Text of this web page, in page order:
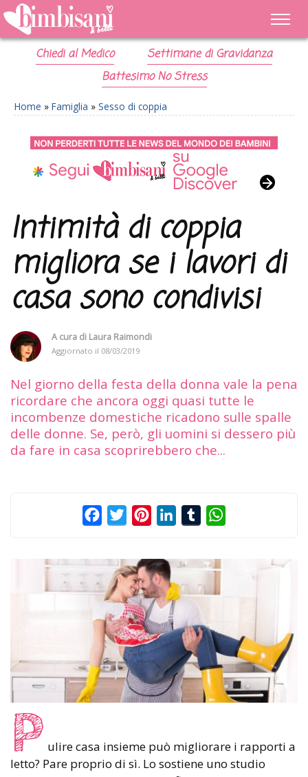
Chiedi al Medico
Settimane di Gravidanza
Battesimo No Stress
Home » Famiglia » Sesso di coppia
Intimità di coppia
migliora se i lavori di
casa sono condivisi
A cura di Laura Raimondi
Aggiornato il 08/03/2019
Nel giorno della festa della donna vale la pena
ricordare che ancora oggi quasi tutte le
incombenze domestiche ricadono sulle spalle
delle donne. Se, però, gli uomini si dessero più
da fare in casa scoprirebbero che...
FacebookTwitterPinterestLinkedInTumblr
P ulire casa insieme può migliorare i rapporti a
letto? Pare proprio di sì. Lo sostiene uno studio